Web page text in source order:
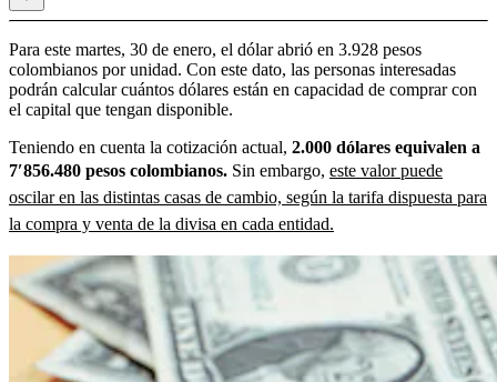
Para este martes, 30 de enero, el dólar abrió en 3.928 pesos
colombianos por unidad. Con este dato, las personas interesadas
podrán calcular cuántos dólares están en capacidad de comprar con
el capital que tengan disponible.
Teniendo en cuenta la cotización actual, 2.000 dólares equivalen a
7′856.480 pesos colombianos. Sin embargo, este valor puede
oscilar en las distintas casas de cambio, según la tarifa dispuesta para
la compra y venta de la divisa en cada entidad.